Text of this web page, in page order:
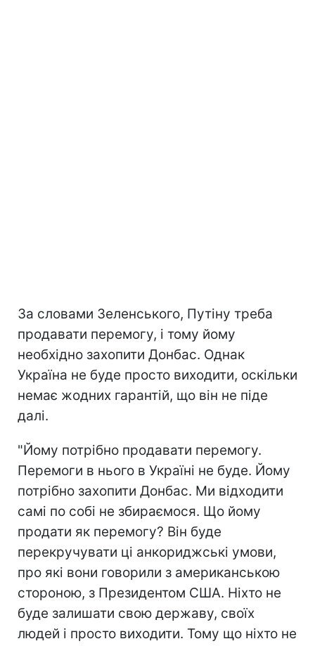
За словами Зеленського, Путіну треба
продавати перемогу, і тому йому
необхідно захопити Донбас. Однак
Україна не буде просто виходити, оскільки
немає жодних гарантій, що він не піде
далі.
"Йому потрібно продавати перемогу.
Перемоги в нього в Україні не буде. Йому
потрібно захопити Донбас. Ми відходити
самі по собі не збираємося. Що йому
продати як перемогу? Він буде
перекручувати ці анкориджські умови,
про які вони говорили з американською
стороною, з Президентом США. Ніхто не
буде залишати свою державу, своїх
людей і просто виходити. Тому що ніхто не